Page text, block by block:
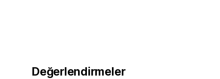
Değerlendirmeler